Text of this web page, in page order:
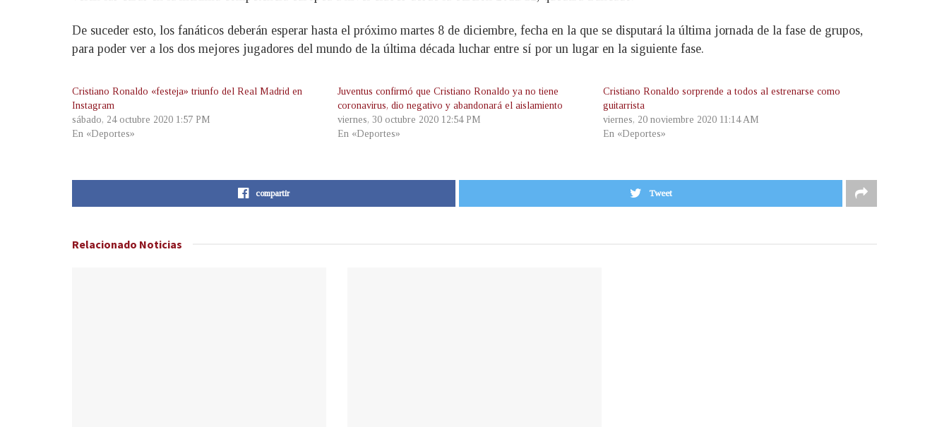
De suceder esto, los fanáticos deberán esperar hasta el próximo martes 8 de diciembre, fecha en la que se disputará la última jornada de la fase de grupos,
para poder ver a los dos mejores jugadores del mundo de la última década luchar entre sí por un lugar en la siguiente fase.
Cristiano Ronaldo «festeja» triunfo del Real Madrid en
Instagram
sábado, 24 octubre 2020 1:57 PM
En «Deportes»
Juventus confirmó que Cristiano Ronaldo ya no tiene
coronavirus, dio negativo y abandonará el aislamiento
viernes, 30 octubre 2020 12:54 PM
En «Deportes»
Cristiano Ronaldo sorprende a todos al estrenarse como
guitarrista
viernes, 20 noviembre 2020 11:14 AM
En «Deportes»
compartir Tweet
Relacionado Noticias